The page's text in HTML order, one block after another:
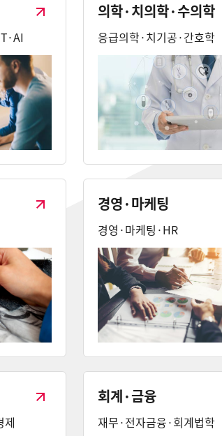
의학·치의학·수의학
응급의학·치기공·간호학
경영·마케팅
경영·마케팅·HR
제
회계·금융
재무·전자금융·회계법학